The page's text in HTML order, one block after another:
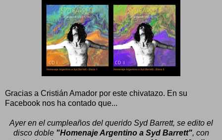
Gracias a Cristián Amador por este chivatazo. En su
Facebook nos ha contado que...
Ayer en el cumpleaños del querido Syd Barrett, se edito el
disco doble "Homenaje Argentino a Syd Barrett", con